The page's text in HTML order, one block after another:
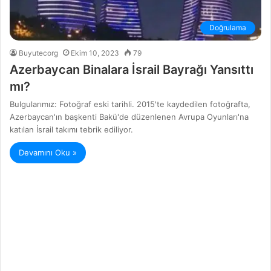
Doğrulama
Buyutecorg Ekim 10, 2023 79
Azerbaycan Binalara İsrail Bayrağı Yansıttı
mı?
Bulgularımız: Fotoğraf eski tarihli. 2015'te kaydedilen fotoğrafta,
Azerbaycan'ın başkenti Bakü'de düzenlenen Avrupa Oyunları'na
katılan İsrail takımı tebrik ediliyor.
Devamını Oku »